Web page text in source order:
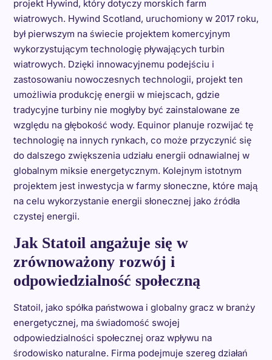
projekt Hywind, który dotyczy morskich farm
wiatrowych. Hywind Scotland, uruchomiony w 2017 roku,
był pierwszym na świecie projektem komercyjnym
wykorzystującym technologię pływających turbin
wiatrowych. Dzięki innowacyjnemu podejściu i
zastosowaniu nowoczesnych technologii, projekt ten
umożliwia produkcję energii w miejscach, gdzie
tradycyjne turbiny nie mogłyby być zainstalowane ze
względu na głębokość wody. Equinor planuje rozwijać tę
technologię na innych rynkach, co może przyczynić się
do dalszego zwiększenia udziału energii odnawialnej w
globalnym miksie energetycznym. Kolejnym istotnym
projektem jest inwestycja w farmy słoneczne, które mają
na celu wykorzystanie energii słonecznej jako źródła
czystej energii.
Jak Statoil angażuje się w
zrównoważony rozwój i
odpowiedzialność społeczną
Statoil, jako spółka państwowa i globalny gracz w branży
energetycznej, ma świadomość swojej
odpowiedzialności społecznej oraz wpływu na
środowisko naturalne. Firma podejmuje szereg działań